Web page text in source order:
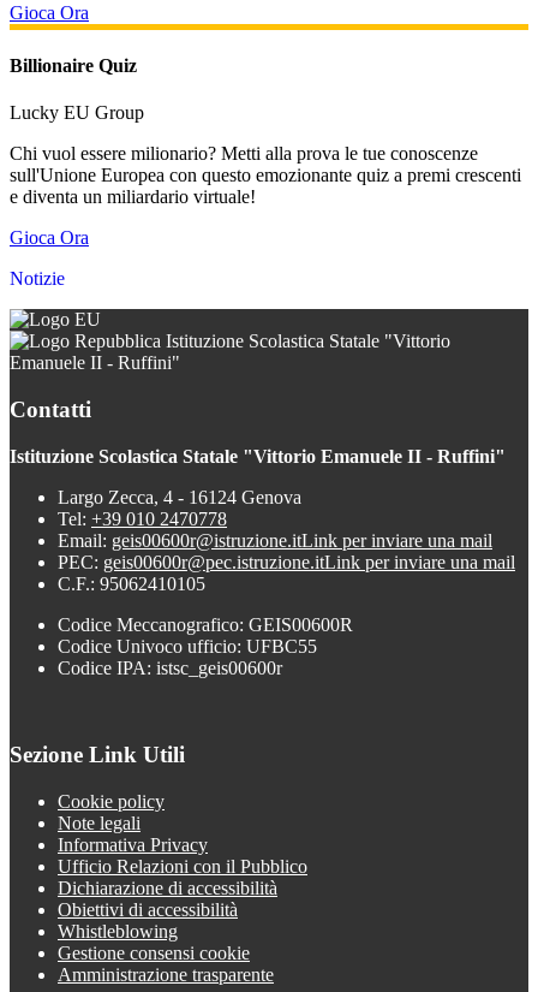
Gioca Ora
Billionaire Quiz
Lucky EU Group
Chi vuol essere milionario? Metti alla prova le tue conoscenze
sull'Unione Europea con questo emozionante quiz a premi crescenti
e diventa un miliardario virtuale!
Gioca Ora
Notizie
Istituzione Scolastica Statale "Vittorio
Emanuele II - Ruffini"
Contatti
Istituzione Scolastica Statale "Vittorio Emanuele II - Ruffini"
Largo Zecca, 4 - 16124 Genova
Tel: +39 010 2470778
Email: geis00600r@istruzione.itLink per inviare una mail
PEC: geis00600r@pec.istruzione.itLink per inviare una mail
C.F.: 95062410105
Codice Meccanografico: GEIS00600R
Codice Univoco ufficio: UFBC55
Codice IPA: istsc_geis00600r
Sezione Link Utili
Cookie policy
Note legali
Informativa Privacy
Ufficio Relazioni con il Pubblico
Dichiarazione di accessibilità
Obiettivi di accessibilità
Whistleblowing
Gestione consensi cookie
Amministrazione trasparente